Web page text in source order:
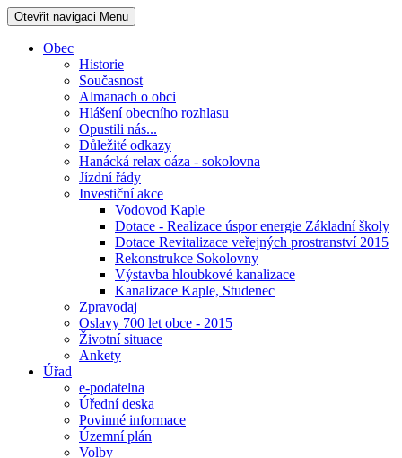
Otevřit navigaci Menu
Obec
Historie
Současnost
Almanach o obci
Hlášení obecního rozhlasu
Opustili nás...
Důležité odkazy
Hanácká relax oáza - sokolovna
Jízdní řády
Investiční akce
Vodovod Kaple
Dotace - Realizace úspor energie Základní školy
Dotace Revitalizace veřejných prostranství 2015
Rekonstrukce Sokolovny
Výstavba hloubkové kanalizace
Kanalizace Kaple, Studenec
Zpravodaj
Oslavy 700 let obce - 2015
Životní situace
Ankety
Úřad
e-podatelna
Úřední deska
Povinné informace
Územní plán
Volby